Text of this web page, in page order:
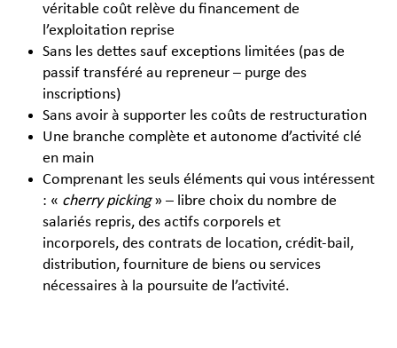
véritable coût relève du financement de
l’exploitation reprise
Sans les dettes sauf exceptions limitées (pas de
passif transféré au repreneur – purge des
inscriptions)
Sans avoir à supporter les coûts de restructuration
Une branche complète et autonome d’activité clé
en main
Comprenant les seuls éléments qui vous intéressent
: « cherry picking» – libre choix du nombre de
salariés repris, des actifs corporels et
incorporels, des contrats de location, crédit-bail,
distribution, fourniture de biens ou services
nécessaires à la poursuite de l’activité.